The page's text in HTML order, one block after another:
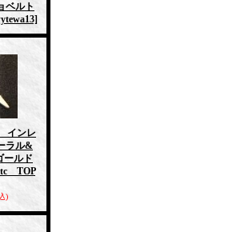
ベルト
インレ
ラル&
ールド
TOP
)